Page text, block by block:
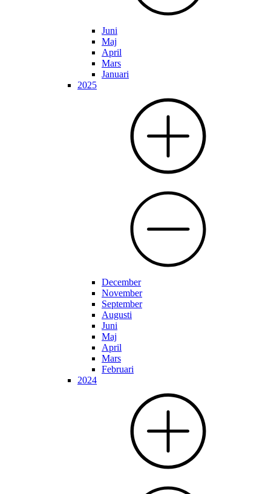
Juni
Maj
April
Mars
Januari
2025
December
November
September
Augusti
Juni
Maj
April
Mars
Februari
2024